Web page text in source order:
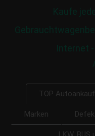
Kaufe
Internet
TOP Autoankauf
Marken